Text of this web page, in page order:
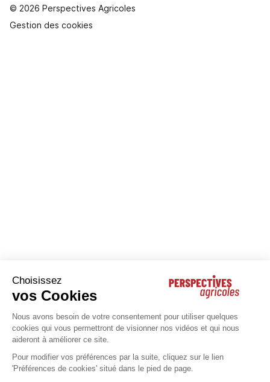
© 2026 Perspectives Agricoles
Gestion des cookies